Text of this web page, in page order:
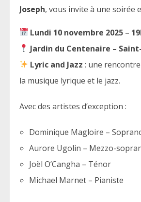
Joseph, vous invite à une soirée
Lundi 10 novembre 2025 –
Jardin du Centenaire –
Lyric and Jazz : une
la musique lyrique et le jazz.
Avec des artistes d’exception :
Dominique Magloire –
Aurore Ugolin – Mezzo-
Joël O’Cangha – Ténor
Michael Marnet – Pianiste